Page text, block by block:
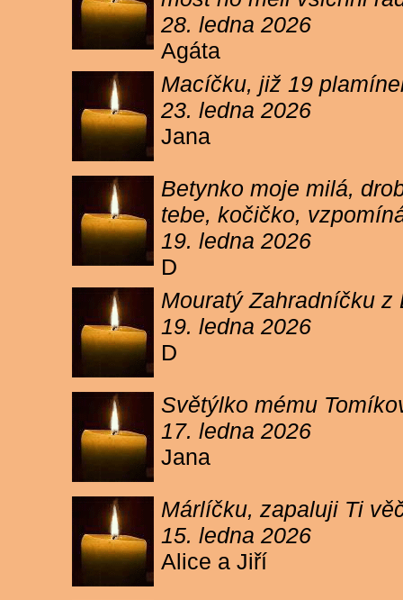
28. ledna 2026
Agáta
Macíčku, již 19
23. ledna 2026
Jana
Betynko moje milá,
tebe, kočičko,
19. ledna 2026
D
Mouratý Zahradníčku
19. ledna 2026
D
Světýlko mému
17. ledna 2026
Jana
Márlíčku, zapaluji Ti
15. ledna 2026
Alice a Jiří